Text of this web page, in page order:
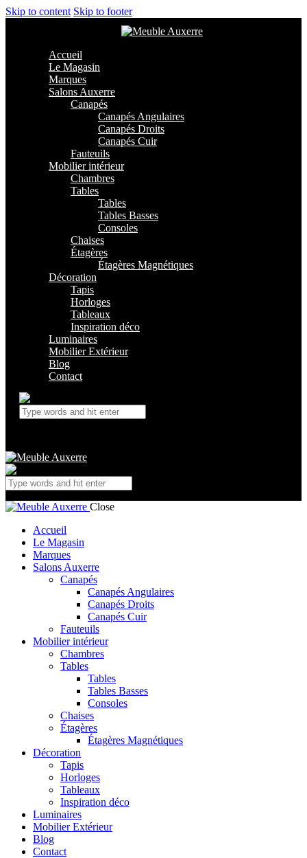
Skip to content Skip to footer
Accueil
Le Magasin
Marques
Salons Auxerre
Canapés
Canapés Angulaires
Canapés Droits
Canapés Cuir
Fauteuils
Mobilier intérieur
Chambres
Tables
Tables
Tables Basses
Consoles
Chaises
Étagères
Étagères Magnétiques
Décoration
Tapis
Horloges
Tableaux
Inspiration déco
Luminaires
Mobilier Extérieur
Blog
Contact
Close
Accueil
Le Magasin
Marques
Salons Auxerre
Canapés
Canapés Angulaires
Canapés Droits
Canapés Cuir
Fauteuils
Mobilier intérieur
Chambres
Tables
Tables
Tables Basses
Consoles
Chaises
Étagères
Étagères Magnétiques
Décoration
Tapis
Horloges
Tableaux
Inspiration déco
Luminaires
Mobilier Extérieur
Blog
Contact